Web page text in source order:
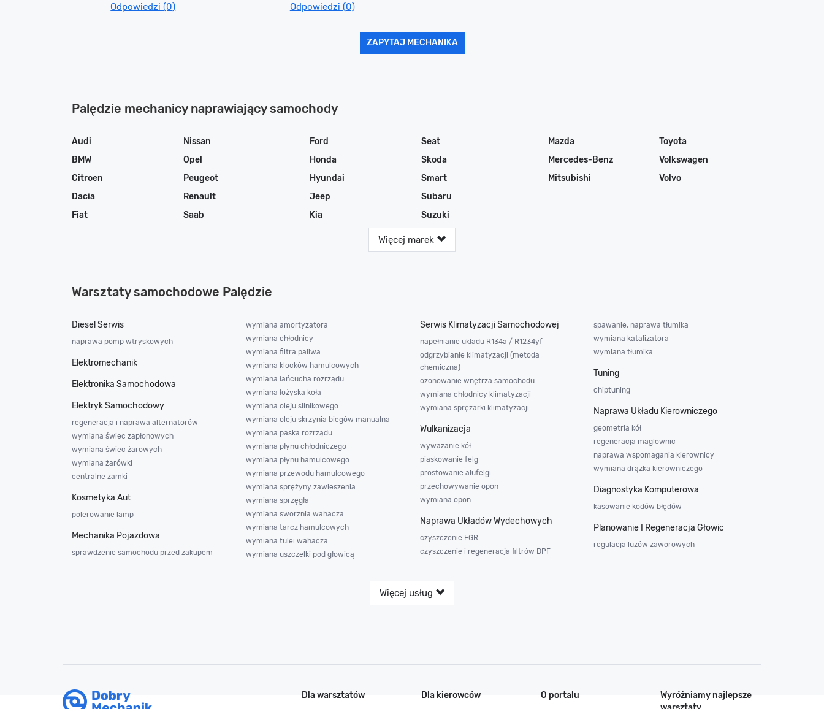
Odpowiedzi (0) Odpowiedzi (0)
ZAPYTAJ MECHANIKA
Palędzie mechanicy naprawiający samochody
Audi
BMW
Citroen
Dacia
Fiat
Ford
Honda
Hyundai
Jeep
Kia
Mazda
Mercedes-Benz
Mitsubishi
Nissan
Opel
Peugeot
Renault
Saab
Seat
Skoda
Smart
Subaru
Suzuki
Toyota
Volkswagen
Volvo
Więcej marek
Warsztaty samochodowe Palędzie
Diesel Serwis
naprawa pomp wtryskowych
Elektromechanik
Elektronika Samochodowa
Elektryk Samochodowy
regeneracja i naprawa alternatorów
wymiana świec zapłonowych
wymiana świec żarowych
wymiana żarówki
centralne zamki
Kosmetyka Aut
polerowanie lamp
Mechanika Pojazdowa
sprawdzenie samochodu przed zakupem
wymiana amortyzatora
wymiana chłodnicy
wymiana filtra paliwa
wymiana klocków hamulcowych
wymiana łańcucha rozrządu
wymiana łożyska koła
wymiana oleju silnikowego
wymiana oleju skrzynia biegów manualna
wymiana paska rozrządu
wymiana płynu chłodniczego
wymiana płynu hamulcowego
wymiana przewodu hamulcowego
wymiana sprężyny zawieszenia
wymiana sprzęgła
wymiana sworznia wahacza
wymiana tarcz hamulcowych
wymiana tulei wahacza
wymiana uszczelki pod głowicą
Serwis Klimatyzacji Samochodowej
napełnianie układu R134a / R1234yf
odgrzybianie klimatyzacji (metoda
chemiczna)
ozonowanie wnętrza samochodu
wymiana chłodnicy klimatyzacji
wymiana sprężarki klimatyzacji
Wulkanizacja
wyważanie kół
piaskowanie felg
prostowanie alufelgi
przechowywanie opon
wymiana opon
Naprawa Układów Wydechowych
czyszczenie EGR
czyszczenie i regeneracja filtrów DPF
spawanie, naprawa tłumika
wymiana katalizatora
wymiana tłumika
Tuning
chiptuning
Naprawa Układu Kierowniczego
geometria kół
regeneracja maglownic
naprawa wspomagania kierownicy
wymiana drążka kierowniczego
Diagnostyka Komputerowa
kasowanie kodów błędów
Planowanie I Regeneracja Głowic
regulacja luzów zaworowych
Więcej usług
Dla warsztatów Dla kierowców O portalu
Wyróżniamy najlepsze